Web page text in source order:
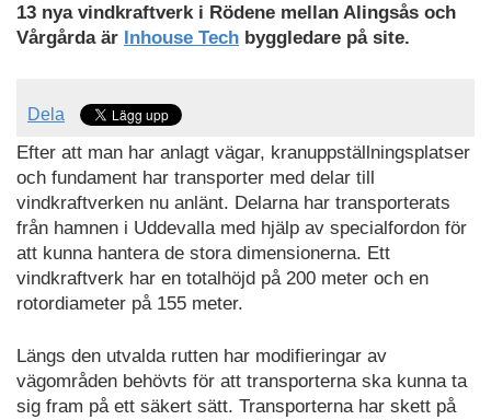
13 nya vindkraftverk i Rödene mellan Alingsås och
Vårgårda är Inhouse Tech byggledare på site.
Dela
Efter att man har anlagt vägar, kranuppställningsplatser
och fundament har transporter med delar till
vindkraftverken nu anlänt. Delarna har transporterats
från hamnen i Uddevalla med hjälp av specialfordon för
att kunna hantera de stora dimensionerna. Ett
vindkraftverk har en totalhöjd på 200 meter och en
rotordiameter på 155 meter.
Längs den utvalda rutten har modifieringar av
vägområden behövts för att transporterna ska kunna ta
sig fram på ett säkert sätt. Transporterna har skett på